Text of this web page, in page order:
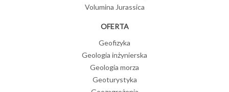
Volumina Jurassica
OFERTA
Geofizyka
Geologia inżynierska
Geologia morza
Geoturystyka